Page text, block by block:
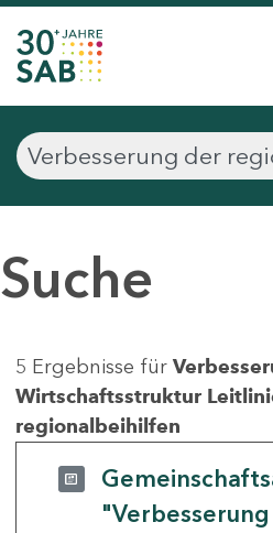
Suche
5 Ergebnisse für
Wirtschaftsstruktur
regionalbeihilfen